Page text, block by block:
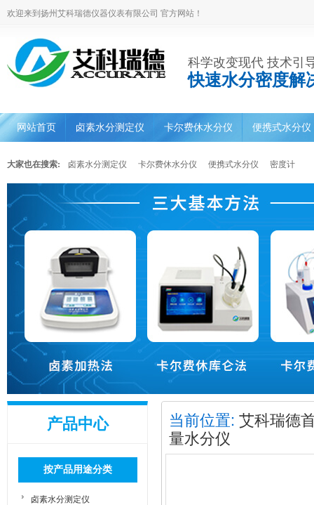
欢迎来到扬州艾科瑞德仪器仪表有限公司 官方网站！
科学改变现代 技术引
快速水分密度解
网站首页 卤素水分测定仪 卡尔费休水分仪 便携式水分仪
大家也在搜索: 卤素水分测定仪 卡尔费休水分仪 便携式水分仪 密度计
产品中心
按产品用途分类
卤素水分测定仪
当前位置: 艾科瑞德
量水分仪